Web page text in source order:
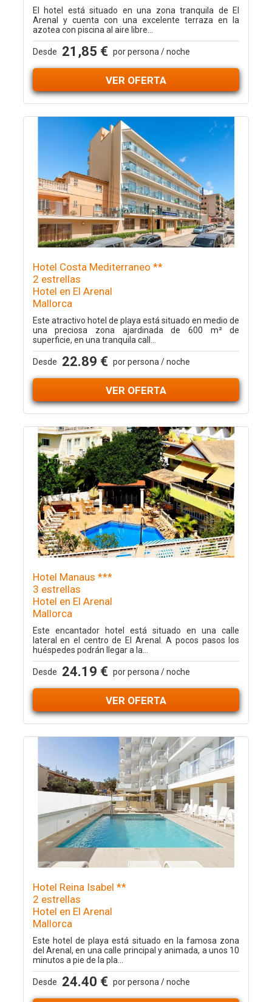
El hotel está situado en una zona tranquila de El
Arenal y cuenta con una excelente terraza en la
azotea con piscina al aire libre...
Desde 21,85 € por persona / noche
VER OFERTA
Hotel Costa Mediterraneo **
2 estrellas
Hotel en El Arenal
Mallorca
Este atractivo hotel de playa está situado en medio de
una preciosa zona ajardinada de 600 m² de
superficie, en una tranquila call...
Desde 22.89 € por persona / noche
VER OFERTA
Hotel Manaus ***
3 estrellas
Hotel en El Arenal
Mallorca
Este encantador hotel está situado en una calle
lateral en el centro de El Arenal. A pocos pasos los
huéspedes podrán llegar a la...
Desde 24.19 € por persona / noche
VER OFERTA
Hotel Reina Isabel **
2 estrellas
Hotel en El Arenal
Mallorca
Este hotel de playa está situado en la famosa zona
del Arenal, en una calle principal y animada, a unos 10
minutos a pie de la pla...
Desde 24.40 € por persona / noche